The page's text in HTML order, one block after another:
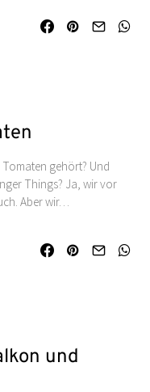
gehört? Und
Things? Ja, wir vor
Aber wir…
und